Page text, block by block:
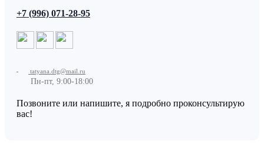
+7 (996) 071-28-95
tatyana.dtg@mail.ru
Пн-пт, 9:00-18:00
Позвоните или напишите, я подробно проконсультирую
вас!